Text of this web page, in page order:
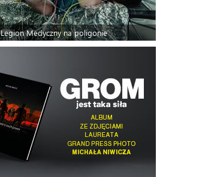
Legion Medyczny na poligonie